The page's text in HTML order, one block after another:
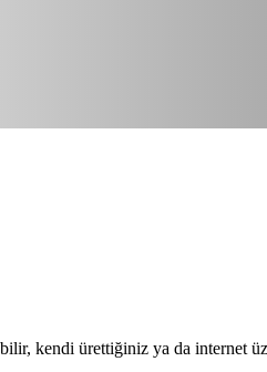
kendi ürettiğiniz ya da internet